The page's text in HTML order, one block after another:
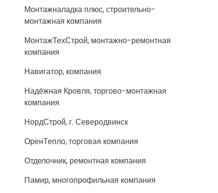
Монтажналадка плюс, строительно-
монтажная компания
МонтажТехСтрой, монтажно-ремонтная
компания
Навигатор, компания
Надёжная Кровля, торгово-монтажная
компания
НордСтрой, г. Северодвинск
ОренТепло, торговая компания
Отделочник, ремонтная компания
Памир, многопрофильная компания